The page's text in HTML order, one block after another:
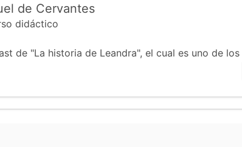
de Cervantes
didáctico
de "La historia de Leandra", el cual es uno de